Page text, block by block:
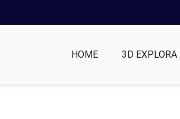
HOME 3D EXPLORA